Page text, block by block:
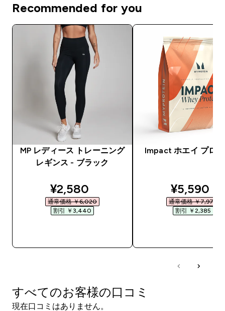
Recommended for you
MP レディース トレーニング
レギンス - ブラック
discounted price
¥2,580‎
通常価格 ￥6,020‎
割引 ￥3,440‎
Impact ホエイ プロ
¥5,590‎
通常価格 ￥7,975‎
割引 ￥2,385‎
すべてのお客様の口コミ
現在口コミはありません。